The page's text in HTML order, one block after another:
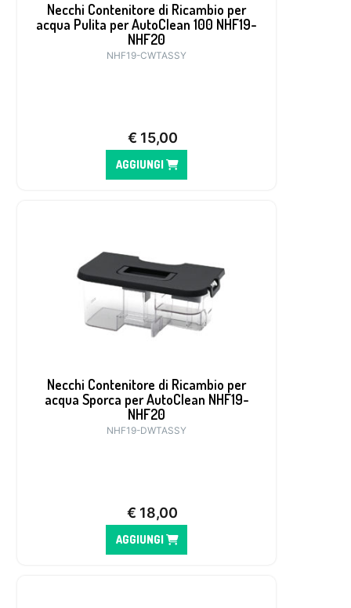
Necchi Contenitore di Ricambio per
acqua Pulita per AutoClean 100 NHF19-
NHF20
NHF19-CWTASSY
€ 15,00
AGGIUNGI
Necchi Contenitore di Ricambio per
acqua Sporca per AutoClean NHF19-
NHF20
NHF19-DWTASSY
€ 18,00
AGGIUNGI